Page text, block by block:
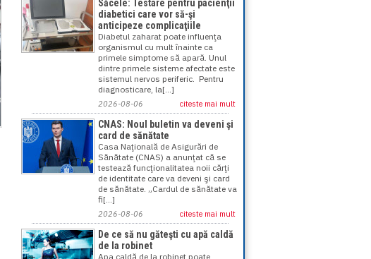
Săcele: Testare pentru pacienţii
diabetici care vor să-şi
anticipeze complicaţiile
Diabetul zaharat poate influenţa
organismul cu mult înainte ca
primele simptome să apară. Unul
dintre primele sisteme afectate este
sistemul nervos periferic. Pentru
diagnosticare, la[...]
2026-08-06 citeste mai mult
CNAS: Noul buletin va deveni şi
card de sănătate
Casa Naţională de Asigurări de
Sănătate (CNAS) a anunţat că se
testează funcţionalitatea noii cărţi
de identitate care va deveni şi card
de sănătate. „Cardul de sănătate va
fi[...]
2026-08-06 citeste mai mult
De ce să nu găteşti cu apă caldă
de la robinet
Apa caldă de la robinet poate